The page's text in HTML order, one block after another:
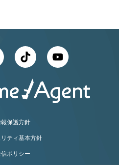
保護方針
ティ基本方針
ポリシー